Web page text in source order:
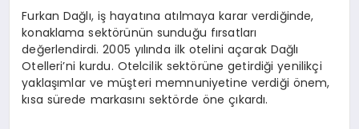
Furkan Dağlı, iş hayatına atılmaya karar verdiğinde,
konaklama sektörünün sunduğu fırsatları
değerlendirdi. 2005 yılında ilk otelini açarak Dağlı
Otelleri’ni kurdu. Otelcilik sektörüne getirdiği yenilikçi
yaklaşımlar ve müşteri memnuniyetine verdiği önem,
kısa sürede markasını sektörde öne çıkardı.